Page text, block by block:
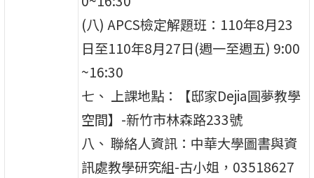
(八) APCS檢定解題班：110年8月23
日至110年8月27日(週一至週五) 9:00
~16:30
七、 上課地點：【邸家Dejia圓夢教學
空間】-新竹市林森路233號
八、 聯絡人資訊：中華大學圖書與資
訊處教學研究組-古小姐，03518627